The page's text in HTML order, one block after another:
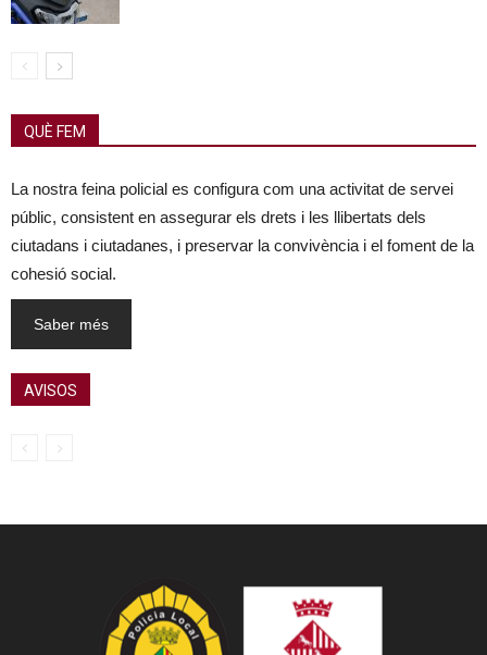
QUÈ FEM
La nostra feina policial es configura com una activitat de servei
públic, consistent en assegurar els drets i les llibertats dels
ciutadans i ciutadanes, i preservar la convivència i el foment de la
cohesió social.
Saber més
AVISOS